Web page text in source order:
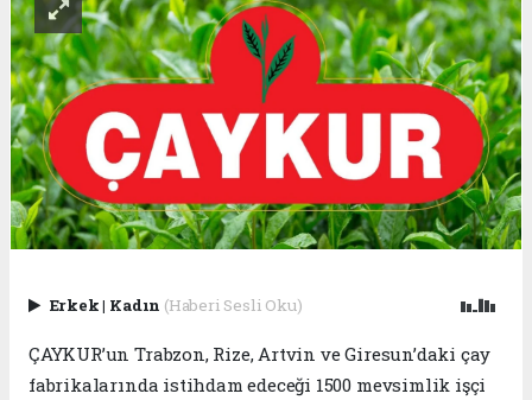
Erkek| Kadın (Haberi Sesli Oku)
ÇAYKUR’un Trabzon, Rize, Artvin ve Giresun’daki çay
fabrikalarında istihdam edeceği 1500 mevsimlik işçi